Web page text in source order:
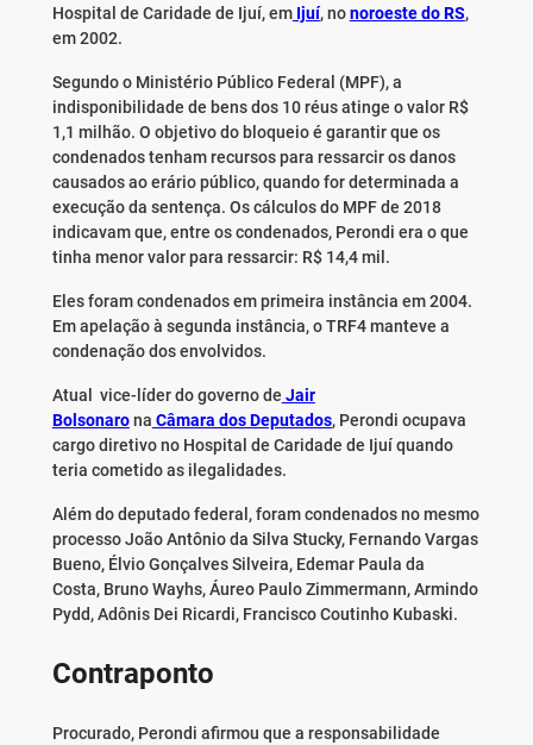
Hospital de Caridade de Ijuí, emIjuí, nonoroeste do RS,
em 2002.
Segundo o Ministério Público Federal (MPF), a
indisponibilidade de bens dos 10 réus atinge o valor R$
1,1 milhão. O objetivo do bloqueio é garantir que os
condenados tenham recursos para ressarcir os danos
causados ao erário público, quando for determinada a
execução da sentença. Os cálculos do MPF de 2018
indicavam que, entre os condenados, Perondi era o que
tinha menor valor para ressarcir: R$ 14,4 mil.
Eles foram condenados em primeira instância em 2004.
Em apelação à segunda instância, o TRF4 manteve a
condenação dos envolvidos.
Atual vice-líder do governo de Jair
Bolsonarona Câmara dos Deputados, Perondi ocupava
cargo diretivo no Hospital de Caridade de Ijuí quando
teria cometido as ilegalidades.
Além do deputado federal, foram condenados no mesmo
processo João Antônio da Silva Stucky, Fernando Vargas
Bueno, Élvio Gonçalves Silveira, Edemar Paula da
Costa, Bruno Wayhs, Áureo Paulo Zimmermann, Armindo
Pydd, Adônis Dei Ricardi, Francisco Coutinho Kubaski.
Contraponto
Procurado, Perondi afirmou que a responsabilidade